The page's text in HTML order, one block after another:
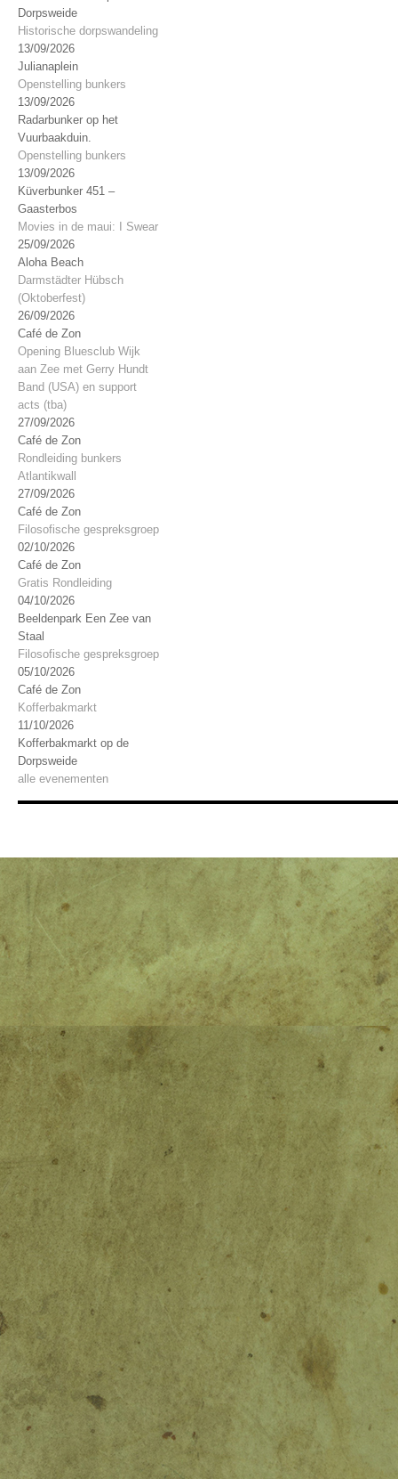
Dorpsweide
Historische dorpswandeling
13/09/2026
Julianaplein
Openstelling bunkers
13/09/2026
Radarbunker op het
Vuurbaakduin.
Openstelling bunkers
13/09/2026
Küverbunker 451 –
Gaasterbos
Movies in de maui: I Swear
25/09/2026
Aloha Beach
Darmstädter Hübsch
(Oktoberfest)
26/09/2026
Café de Zon
Opening Bluesclub Wijk
aan Zee met Gerry Hundt
Band (USA) en support
acts (tba)
27/09/2026
Café de Zon
Rondleiding bunkers
Atlantikwall
27/09/2026
Café de Zon
Filosofische gespreksgroep
02/10/2026
Café de Zon
Gratis Rondleiding
04/10/2026
Beeldenpark Een Zee van
Staal
Filosofische gespreksgroep
05/10/2026
Café de Zon
Kofferbakmarkt
11/10/2026
Kofferbakmarkt op de
Dorpsweide
alle evenementen